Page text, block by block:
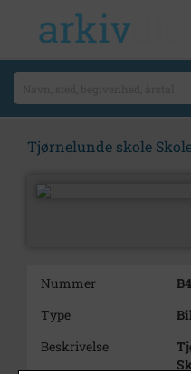
Tjørnelunde skole
Nummer
Type
Beskrivelse